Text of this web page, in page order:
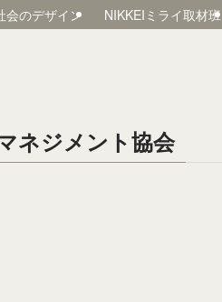
会のデザイン NIKKEIミライ取材班
ネジメント協会